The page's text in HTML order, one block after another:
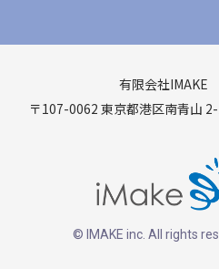
有限会社IMAKE
〒107-0062 東京都港区南青山
© IMAKE inc. All rights